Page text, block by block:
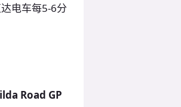
电车每5-6分
Road GP